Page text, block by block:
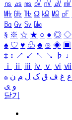
㎱ ㎲ ㎳ ㎴ ㎵ ㎶ ㎷
㎒ ㎓ ㎔ Ω ㏀ ㏁ ㎊
㏃ ㏉ ㏜ ㏆
§ ※ ☆ ★ ○ ● ◎ ◇
♠ ♡ ♥ ♧ ♣ ⊙ ◈ ▣
‡ ↕ ↗ ↙ ↖ ↘ ♭ ♩
ⅰ
ⅱ ⅲ ⅳ ⅴ ⅵ ⅶ
ع غ ف ق ک ل م ن ه
و ی
닫기